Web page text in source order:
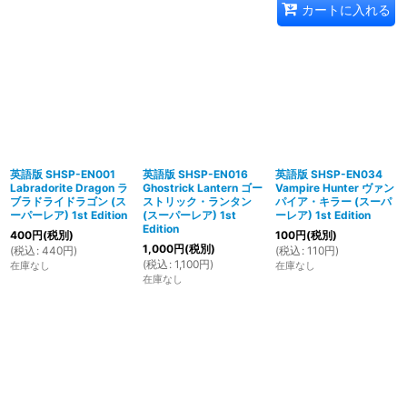
カートに入れる
英語版 SHSP-EN001
Labradorite Dragon ラ
ブラドライドラゴン (ス
ーパーレア) 1st Edition
400円(税別)
(税込 : 440円)
在庫なし
英語版 SHSP-EN016
Ghostrick Lantern ゴー
ストリック・ランタン
(スーパーレア) 1st
Edition
1,000円(税別)
(税込 : 1,100円)
在庫なし
英語版 SHSP-EN034
Vampire Hunter ヴァン
パイア・キラー (スーパ
ーレア) 1st Edition
100円(税別)
(税込 : 110円)
在庫なし